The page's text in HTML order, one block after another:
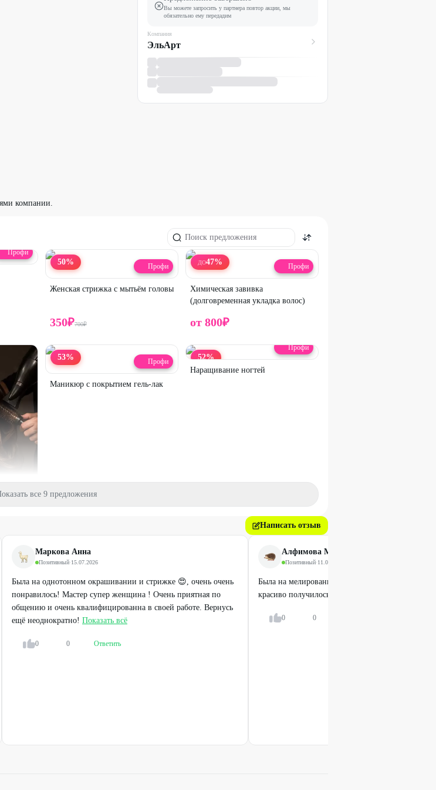
компании.
Вы можете запросить у партнера повтор акции, мы
обязательно ему передадим
Компания
ЭльАрт
Профи
50% Профи
Женская стрижка с мытьём головы
350₽700₽
ДО47% Профи
Химическая завивка
(долговременная укладка волос)
от 800₽
53% Профи
Маникюр с покрытием гель-лак
700₽1500₽
52%
Профи
Наращивание ногтей
все 9 предложения
Написать отзыв
Маркова Анна
Позитивный·15.07.2026
Была на однотонном окрашивании и стрижке 😍, очень очень
понравилось! Мастер супер женщина ! Очень приятная по
общению и очень квалифицированна в своей работе. Вернусь
ещё неоднократно! Показать всё
0 0 Ответить
Алфимова Марина
Позитивный·11.07.2026
Была на мелирование с тонированием у
красиво получилось рекомендую мастера 👍
0 0